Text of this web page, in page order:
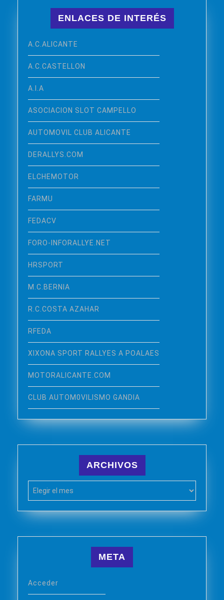
ENLACES DE INTERÉS
A.C.ALICANTE
A.C.CASTELLON
A.I.A
ASOCIACION SLOT CAMPELLO
AUTOMOVIL CLUB ALICANTE
DERALLYS.COM
ELCHEMOTOR
FARMU
FEDACV
FORO-INFORALLYE.NET
HRSPORT
M.C.BERNIA
R.C.COSTA AZAHAR
RFEDA
XIXONA SPORT RALLYES A POALAES
MOTORALICANTE.COM
CLUB AUTOM0VILISMO GANDIA
ARCHIVOS
META
Acceder